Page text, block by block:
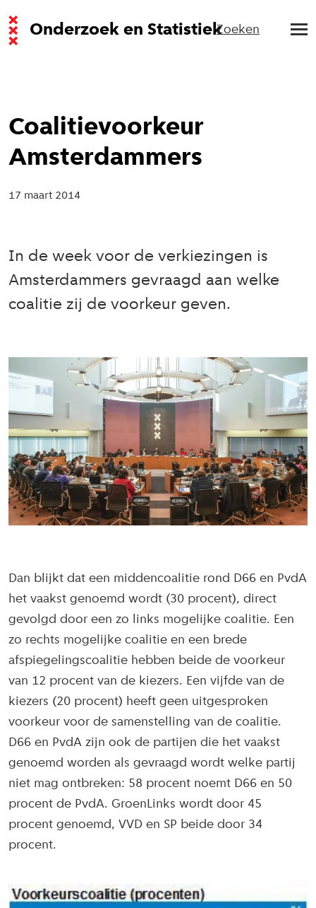
Onderzoek en StatistiekZoeken
Coalitievoorkeur
Amsterdammers
17 maart 2014
In de week voor de verkiezingen is
Amsterdammers gevraagd aan welke
coalitie zij de voorkeur geven.
Dan blijkt dat een middencoalitie rond D66 en PvdA
het vaakst genoemd wordt (30 procent), direct
gevolgd door een zo links mogelijke coalitie. Een
zo rechts mogelijke coalitie en een brede
afspiegelingscoalitie hebben beide de voorkeur
van 12 procent van de kiezers. Een vijfde van de
kiezers (20 procent) heeft geen uitgesproken
voorkeur voor de samenstelling van de coalitie.
D66 en PvdA zijn ook de partijen die het vaakst
genoemd worden als gevraagd wordt welke partij
niet mag ontbreken: 58 procent noemt D66 en 50
procent de PvdA. GroenLinks wordt door 45
procent genoemd, VVD en SP beide door 34
procent.